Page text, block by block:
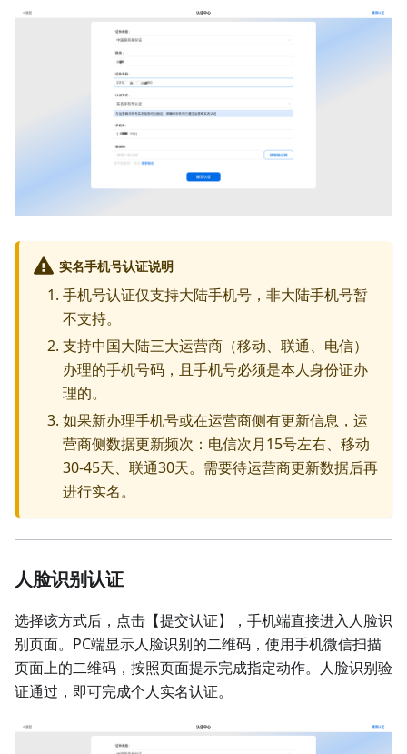
实名手机号认证说明
手机号认证仅支持大陆手机号，非大陆手机号暂
不支持。
支持中国大陆三大运营商（移动、联通、电信）
办理的手机号码，且手机号必须是本人身份证办
理的。
如果新办理手机号或在运营商侧有更新信息，运
营商侧数据更新频次：电信次月15号左右、移动
30-45天、联通30天。需要待运营商更新数据后再
进行实名。
人脸识别认证
选择该方式后，点击【提交认证】，手机端直接进入人脸识
别页面。PC端显示人脸识别的二维码，使用手机微信扫描
页面上的二维码，按照页面提示完成指定动作。人脸识别验
证通过，即可完成个人实名认证。